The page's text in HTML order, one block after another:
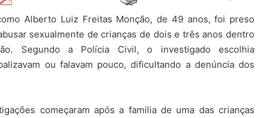
Alberto Luiz Freitas Monção, de 49 anos, foi preso
sexualmente de crianças de dois e três anos dentro
Segundo a Polícia Civil, o investigado escolhia
ou falavam pouco, dificultando a denúncia dos
começaram após a família de uma das crianças